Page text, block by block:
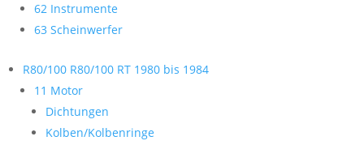
62 Instrumente
63 Scheinwerfer
R80/100 R80/100 RT 1980 bis 1984
11 Motor
Dichtungen
Kolben/Kolbenringe